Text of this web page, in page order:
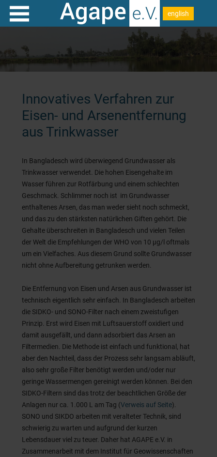
english
Innovatives Verfahren zur
Eisen- und Arsenentfernung
aus Trinkwasser
In Bangladesch wird überwiegend Grundwasser als
Trinkwasser verwendet. Die hohen Eisengehalte im
Wasser führen zur Rotfärbung und einem schlechten
Geschmack. Schlimmer noch ist im Grundwasser
enthaltenes Arsen, das man weder sieht noch schmeckt,
und das zu den stärksten natürlichen Giften gehört. Die
Gehalte überschreiten in Bangladesch und vielen Teilen
der Welt die Empfehlungen der WHO von 10 µg/l oftmals
um ein Vielfaches. Aus diesem Grund sollte Grundwasser
nicht ohne Aufbereitung getrunken werden.
Die Entfernung von Eisen und Arsen aus Grundwasser ist
technisch eigentlich sehr einfach. In Bangladesch arbeiten
die SIDKO- und SONO-Filter nach einem zweistufigen
Prinzip. Erst wird Eisen mit Luftsauerstoff oxidiert und
damit ausgefällt, und dann adsorbiert das Arsen an
Filtermedien. Die Methode ist einfach und funktional, hat
aber den Nachteil, dass der Prozess sehr langsam abläuft,
also sehr große Filter benötigt werden und/oder nur
geringe Wassermengen gereinigt werden können. Bei den
SIDKO-Filtern sind das trotz der beachtlichen Größe der
Anlagen nur ca. 1.000 L am Tag (Verweis auf Seite).
SONO und SIKDO arbeiten mit veralteter Technik, sind
schwierig zu warten und aufgrund der kurzen
Lebensdauer viel zu teuer. Daher hat AGAPE e.V. in
Zusammenarbeit mit dem Institut für Geowissenschaften